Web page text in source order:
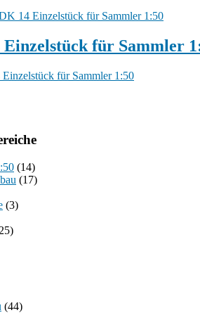
für Sammler
(14)
(17)
(3)
(44)